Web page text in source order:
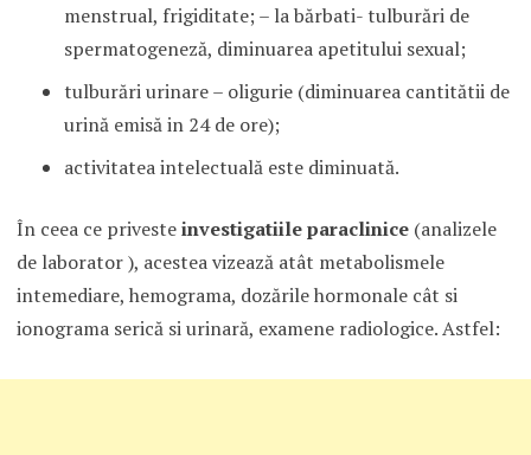
menstrual, frigiditate; – la bărbati- tulburări de
spermatogeneză, diminuarea apetitului sexual;
tulburări urinare – oligurie (diminuarea cantitătii de
urină emisă in 24 de ore);
activitatea intelectuală este diminuată.
În ceea ce privesteinvestigatiile paraclinice(analizele
de laborator ), acestea vizează atât metabolismele
intemediare, hemograma, dozările hormonale cât si
ionograma serică si urinară, examene radiologice. Astfel: